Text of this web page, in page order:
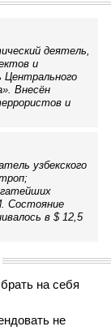
не будет
(фото: Deep
у человека не
технологиях и
дебатах о
учёных: в
Но и этот
виноваты